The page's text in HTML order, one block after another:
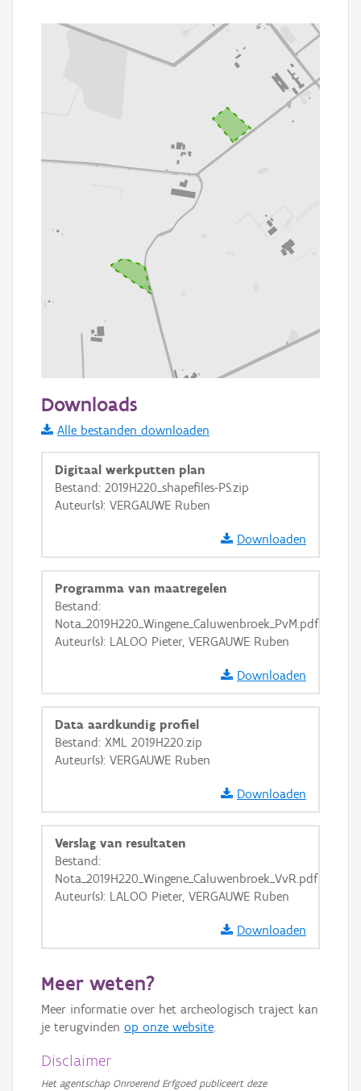
Informatie Vlaanderen
i
+ −
Basis Lagen
Ortho
GRB-Basiskaart in grijswaarden
Downloads
Alle bestanden downloaden
Digitaal werkputten plan
Bestand: 2019H220_shapefiles-PS.zip
Auteur(s): VERGAUWE Ruben
Downloaden
Programma van maatregelen
Bestand:
Nota_2019H220_Wingene_Caluwenbroek_PvM.pdf
Auteur(s): LALOO Pieter, VERGAUWE Ruben
Downloaden
Data aardkundig profiel
Bestand: XML 2019H220.zip
Auteur(s): VERGAUWE Ruben
Downloaden
Verslag van resultaten
Bestand:
Nota_2019H220_Wingene_Caluwenbroek_VvR.pdf
Auteur(s): LALOO Pieter, VERGAUWE Ruben
Downloaden
Meer weten?
Meer informatie over het archeologisch traject kan
je terugvinden op onze website.
Disclaimer
Het agentschap Onroerend Erfgoed publiceert deze